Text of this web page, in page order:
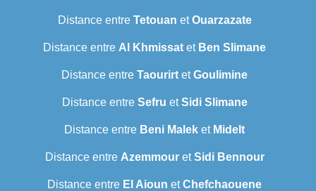
Distance entre Tetouan etOuarzazate
Distance entre Al Khmissat et Ben Slimane
Distance entre Taourirt etGoulimine
Distance entre Sefru etSidi Slimane
Distance entre Beni Malek et Midelt
Distance entre AzemmouretSidi Bennour
Distance entre El Aioun etChefchaouene